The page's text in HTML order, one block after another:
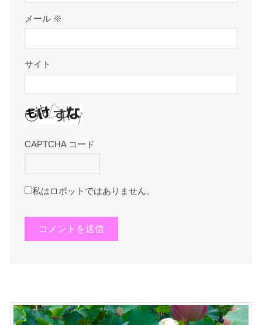
メール ※
サイト
CAPTCHA コード
私はロボットではありません。